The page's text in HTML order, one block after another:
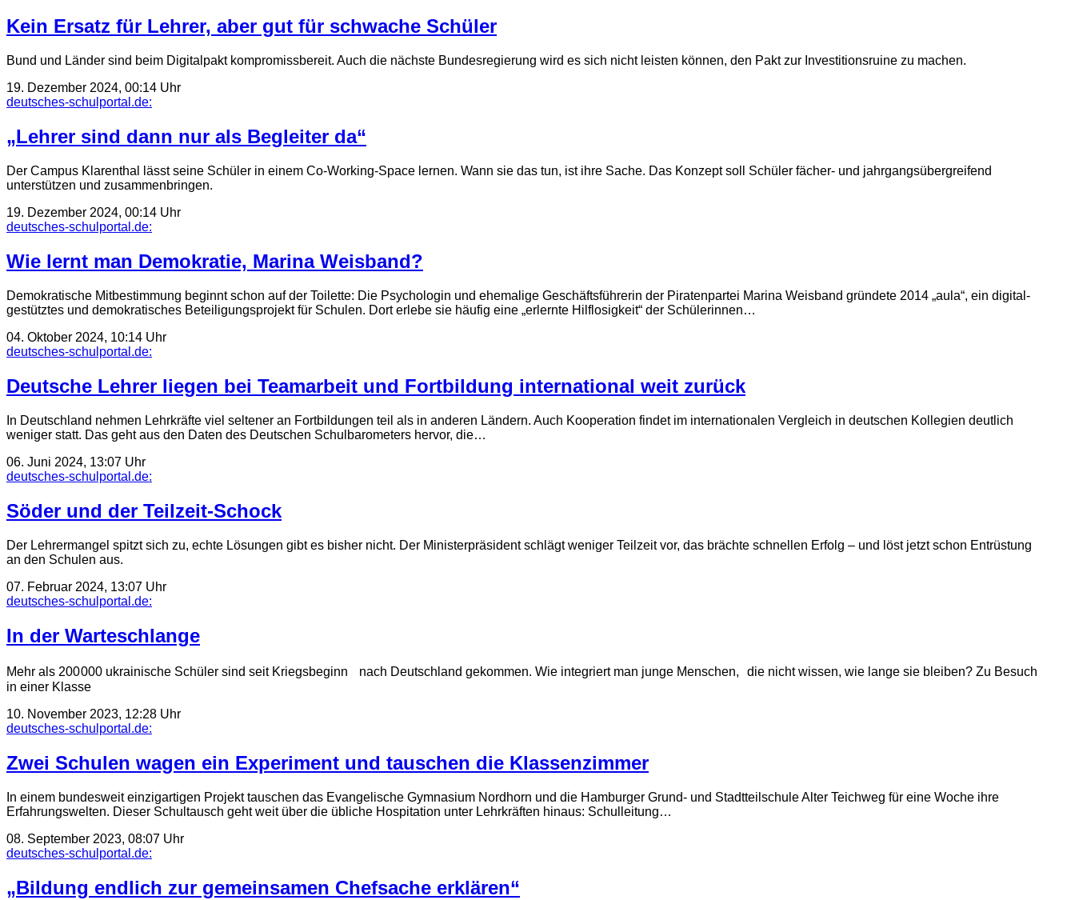
Kein Ersatz für Lehrer, aber gut für schwache Schüler
Bund und Länder sind beim Digitalpakt kompromissbereit. Auch die nächste Bundesregierung wird es sich nicht leisten können, den Pakt zur Investitionsruine zu machen.
19. Dezember 2024, 00:14 Uhr
deutsches-schulportal.de:
„Lehrer sind dann nur als Begleiter da“
Der Campus Klarenthal lässt seine Schüler in einem Co-Working-Space lernen. Wann sie das tun, ist ihre Sache. Das Konzept soll Schüler fächer- und jahrgangsübergreifend
unterstützen und zusammenbringen.
19. Dezember 2024, 00:14 Uhr
deutsches-schulportal.de:
Wie lernt man Demokratie, Marina Weisband?
Demokratische Mitbestimmung beginnt schon auf der Toilette: Die Psychologin und ehemalige Geschäftsführerin der Piratenpartei Marina Weisband gründete 2014 „aula“, ein digital-
gestütztes und demokratisches Beteiligungsprojekt für Schulen. Dort erlebe sie häufig eine „erlernte Hilflosigkeit“ der Schülerinnen…
04. Oktober 2024, 10:14 Uhr
deutsches-schulportal.de:
Deutsche Lehrer liegen bei Teamarbeit und Fortbildung international weit zurück
In Deutschland nehmen Lehrkräfte viel seltener an Fortbildungen teil als in anderen Ländern. Auch Kooperation findet im internationalen Vergleich in deutschen Kollegien deutlich
weniger statt. Das geht aus den Daten des Deutschen Schulbarometers hervor, die…
06. Juni 2024, 13:07 Uhr
deutsches-schulportal.de:
Söder und der Teilzeit-Schock
Der Lehrermangel spitzt sich zu, echte Lösungen gibt es bisher nicht. Der Ministerpräsident schlägt weniger Teilzeit vor, das brächte schnellen Erfolg – und löst jetzt schon Entrüstung
an den Schulen aus.
07. Februar 2024, 13:07 Uhr
deutsches-schulportal.de:
In der Warteschlange
Mehr als 200 000 ukrainische Schüler sind seit Kriegsbeginn nach Deutschland gekommen. Wie integriert man junge Menschen, die nicht wissen, wie lange sie bleiben? Zu Besuch
in einer Klasse
10. November 2023, 12:28 Uhr
deutsches-schulportal.de:
Zwei Schulen wagen ein Experiment und tauschen die Klassenzimmer
In einem bundesweit einzigartigen Projekt tauschen das Evangelische Gymnasium Nordhorn und die Hamburger Grund- und Stadtteilschule Alter Teichweg für eine Woche ihre
Erfahrungswelten. Dieser Schultausch geht weit über die übliche Hospitation unter Lehrkräften hinaus: Schulleitung…
08. September 2023, 08:07 Uhr
deutsches-schulportal.de:
„Bildung endlich zur gemeinsamen Chefsache erklären“